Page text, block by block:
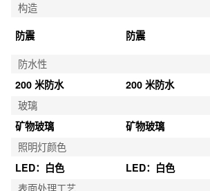
构造
防震
防震
防水性
200 米防水
200 米防水
玻璃
矿物玻璃
矿物玻璃
照明灯颜色
LED：白色
LED：白色